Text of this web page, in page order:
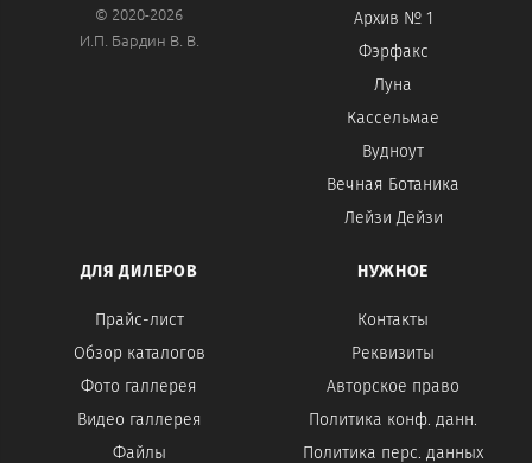
© 2020-2026
И.П. Бардин В. В.
Архив № 1
Фэрфакс
Луна
Кассельмае
Вудноут
Вечная Ботаника
Лейзи Дейзи
ДЛЯ ДИЛЕРОВ
Прайс-лист
Обзор каталогов
Фото галлерея
Видео галлерея
Файлы
НУЖНОЕ
Контакты
Реквизиты
Авторское право
Политика конф. данн.
Политика перс. данных